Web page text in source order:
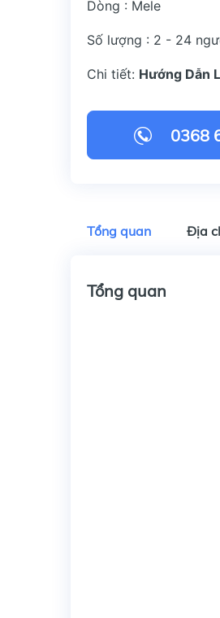
Dòng : Mele
Số lượng : 2 - 24
Chi tiết: Hướng Dẫn
0368
Tổng quan Địa
Tổng quan